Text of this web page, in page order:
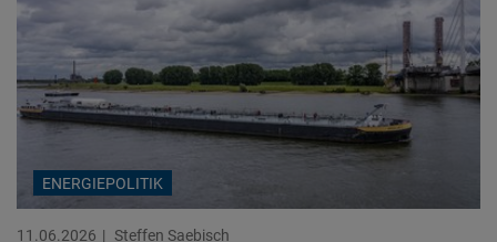
ENERGIEPOLITIK
11.06.2026 Steffen Saebisch